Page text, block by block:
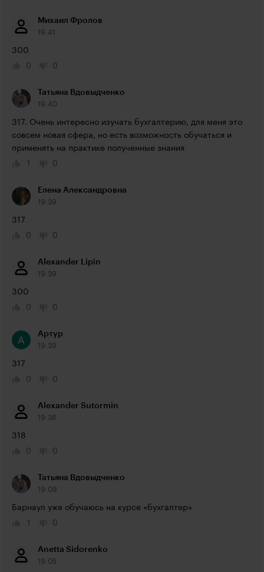
Михаил Фролов
19:41
300
0
0
Татьяна Вдовыдченко
19:40
317. Очень интересно изучать бухгалтерию, для меня это
совсем новая сфера, но есть возможность обучаться и
применять на практике полученные знания
1
0
Елена Александровна
19:39
317
0
0
Alexander Lipin
19:39
300
0
0
Артур
19:39
317
0
0
Alexander Sutormin
19:38
318
0
0
Татьяна Вдовыдченко
19:09
Барнаул уже обучаюсь на курсе «бухгалтер»
1
0
Anetta Sidorenko
19:05